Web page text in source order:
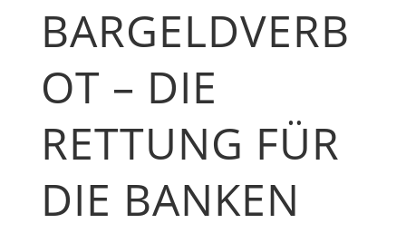
BARGELDVERB
OT – DIE
RETTUNG FÜR
DIE BANKEN